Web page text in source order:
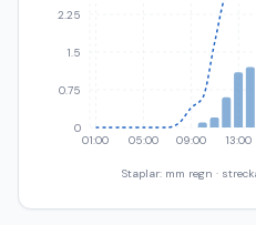
01:00 05:00 09:00 13:00
0
0.75
1.5
2.25
Staplar: mm regn ·